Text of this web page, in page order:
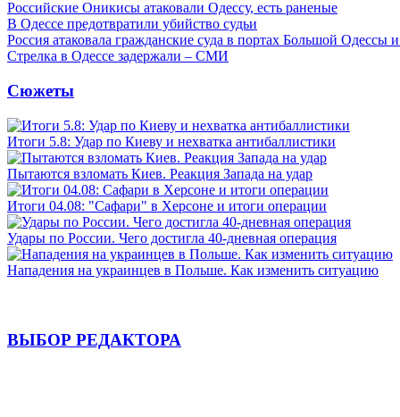
Российские Оникисы атаковали Одессу, есть раненые
В Одессе предотвратили убийство судьи
Россия атаковала гражданские суда в портах Большой Одессы
Стрелка в Одессе задержали – СМИ
Сюжеты
Итоги 5.8: Удар по Киеву и нехватка антибаллистики
Пытаются взломать Киев. Реакция Запада на удар
Итоги 04.08: "Сафари" в Херсоне и итоги операции
Удары по России. Чего достигла 40-дневная операция
Нападения на украинцев в Польше. Как изменить ситуацию
ВЫБОР РЕДАКТОРА